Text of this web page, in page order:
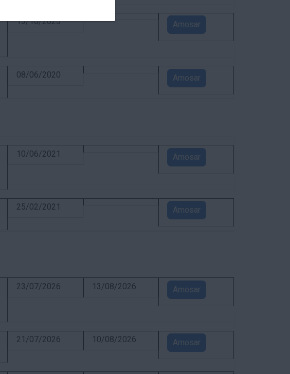
13/10/2025 Amosar
08/06/2020 Amosar
10/06/2021 Amosar
25/02/2021 Amosar
23/07/2026 13/08/2026 Amosar
21/07/2026 10/08/2026 Amosar